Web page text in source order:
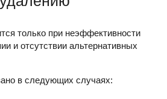
только при неэффективности
и отсутствии альтернативных
в следующих случаях: